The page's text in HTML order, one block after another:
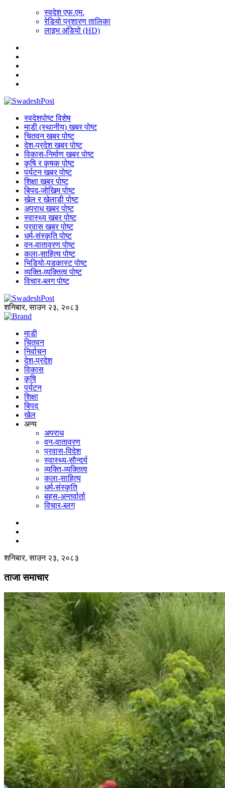
स्वदेश एफ.एम.
रेडियो प्रशारण तालिका
लाइभ अडियो (HD)
स्वदेशपोष्ट विशेष
माडी (स्थानीय) खबर पोष्ट
चितवन खबर पोष्ट
देश-प्रदेश खबर पोष्ट
विकास-निर्माण खबर पोष्ट
कृषि र कृषक पोष्ट
पर्यटन खबर पोष्ट
शिक्षा खबर पोष्ट
बिपद-जोखिम पोष्ट
खेल र खेलाडी पोष्ट
अपराध खबर पोष्ट
स्वास्थ्य खबर पोष्ट
प्रवास खबर पोष्ट
धर्म-संस्कृति पोष्ट
वन-वातावरण पोष्ट
कला-साहित्य पोष्ट
भिडियो-पडकास्ट पोष्ट
व्यक्ति-व्यक्तित्व पोष्ट
विचार-ब्लग पोष्ट
शनिबार, साउन २३, २०८३
माडी
चितवन
निर्वाचन
देश-प्रदेश
विकास
कृषि
पर्यटन
शिक्षा
बिपद्
खेल
अन्य
अपराध
वन-वातावरण
प्रवास-विदेश
स्वास्थ्य-साैन्दर्य
व्यक्ति-व्यक्तित्व
कला-साहित्य
धर्म-संस्कृति
बहस-अन्तर्वार्ता
विचार-ब्लग
शनिबार, साउन २३, २०८३
ताजा समाचार